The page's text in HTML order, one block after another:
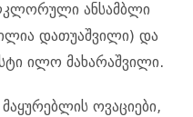
ანსამბლი
დათუაშვილი) და
ილო მახარაშვილი.
ოვაციები,